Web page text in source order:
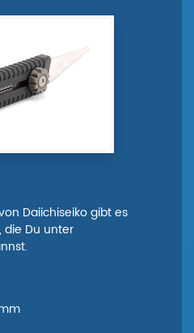
Daiichiseiko gibt es
die Du unter